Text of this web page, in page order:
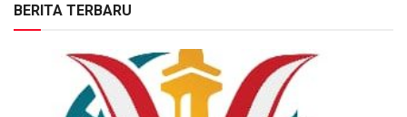
BERITA TERBARU